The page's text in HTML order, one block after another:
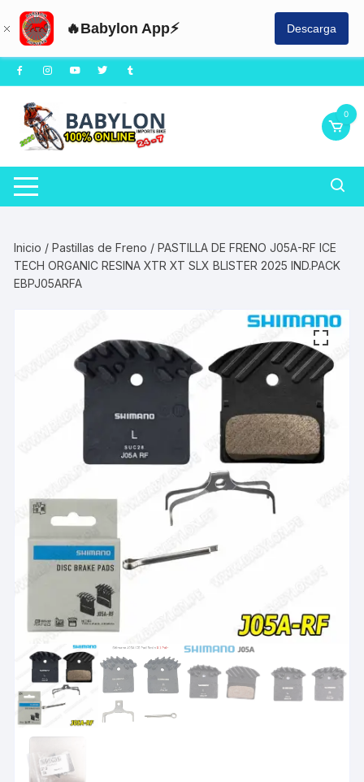
🔥Babylon App⚡ Descarga
Saltar
al
contenido
0
Inicio /Pastillas de Freno / PASTILLA DE FRENO J05A-RF ICE
TECH ORGANIC RESINA XTR XT SLX BLISTER 2025 IND.PACK
EBPJ05ARFA